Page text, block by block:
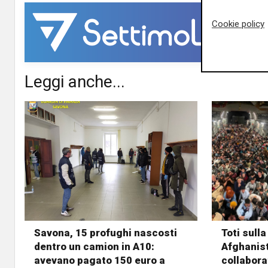
Leggi anche...
Savona, 15 profughi nascosti
dentro un camion in A10:
avevano pagato 150 euro a
Toti
Cookie policy